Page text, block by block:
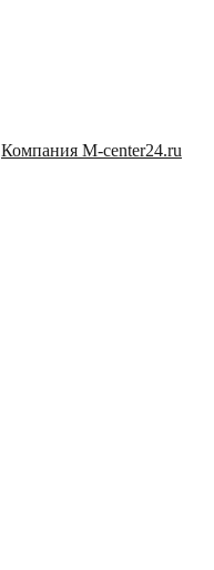
Компания M-center24.ru